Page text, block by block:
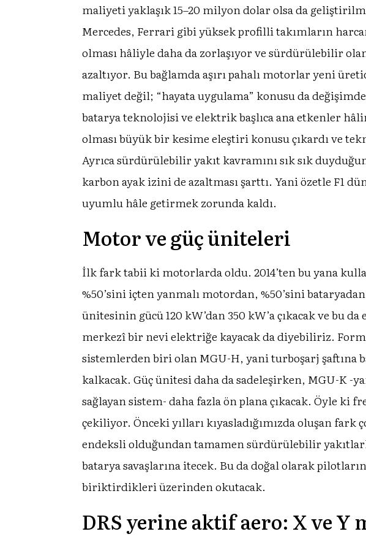
maliyeti yaklaşık 15–20 milyon dolar olsa da
Mercedes, Ferrari gibi yüksek profilli takımların
olması hâliyle daha da zorlaşıyor ve sürdürülebilir
azaltıyor. Bu bağlamda aşırı pahalı motorlar yeni
maliyet değil; “hayata uygulama” konusu da
batarya teknolojisi ve elektrik başlıca ana etkenler
olması büyük bir kesime eleştiri konusu çıkardı ve
Ayrıca sürdürülebilir yakıt kavramını sık sık
karbon ayak izini de azaltması şarttı. Yani özetle F1
uyumlu hâle getirmek zorunda kaldı.
Motor ve güç üniteleri
İlk fark tabii ki motorlarda oldu. 2014’ten bu yana
%50’sini içten yanmalı motordan, %50’sini
ünitesinin gücü 120 kW’dan 350 kW’a çıkacak ve bu
merkezî bir nevi elektriğe kayacak da diyebiliriz.
sistemlerden biri olan MGU-H, yani turboşarj şaftına
kalkacak. Güç ünitesi daha da sadeleşirken, MGU-K -
sağlayan sistem- daha fazla ön plana çıkacak. Öyle ki
çekiliyor. Önceki yılları kıyasladığımızda oluşan
endeksli olduğundan tamamen sürdürülebilir
batarya savaşlarına itecek. Bu da doğal olarak
biriktirdikleri üzerinden okutacak.
DRS yerine aktif aero: X ve Y